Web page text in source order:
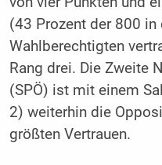
(43 Prozent der 800
Wahlberechtigten
Rang drei. Die Zweite
(SPÖ) ist mit einem
2) weiterhin die
größten Vertrauen.